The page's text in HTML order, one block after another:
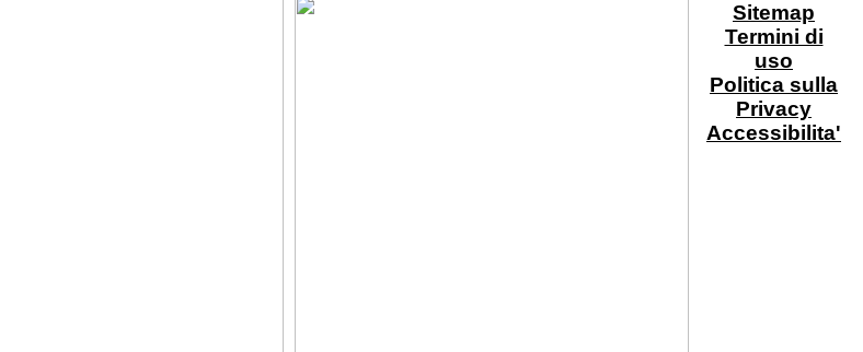
Sitemap
Termini di
uso
Politica sulla
Privacy
Accessibilita'